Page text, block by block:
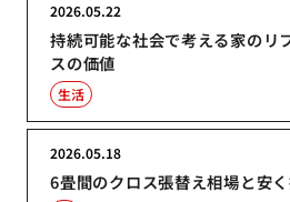
持続可能な社会で考える家のリ
スの価値
2026.05.22
生活
6畳間のクロス張替え相場と安
2026.05.18